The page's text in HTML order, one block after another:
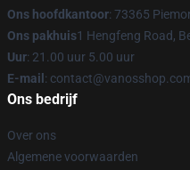
Ons hoofdkantoor: 73365
Ons pakhuis1 Hengfeng Road,
Uur: 21.00 uur 5.00 uur
E-mail :
Ons bedrijf
Over ons
Algemene voorwaarden